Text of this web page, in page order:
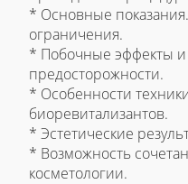
* Основные
ограничения.
* Побочные эффекты
предосторожности.
* Особенности
биоревитализантов.
* Эстетические
* Возможность
косметологии.